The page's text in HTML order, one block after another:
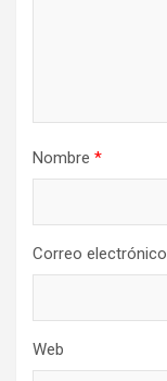
Nombre *
Correo electrónico
Web